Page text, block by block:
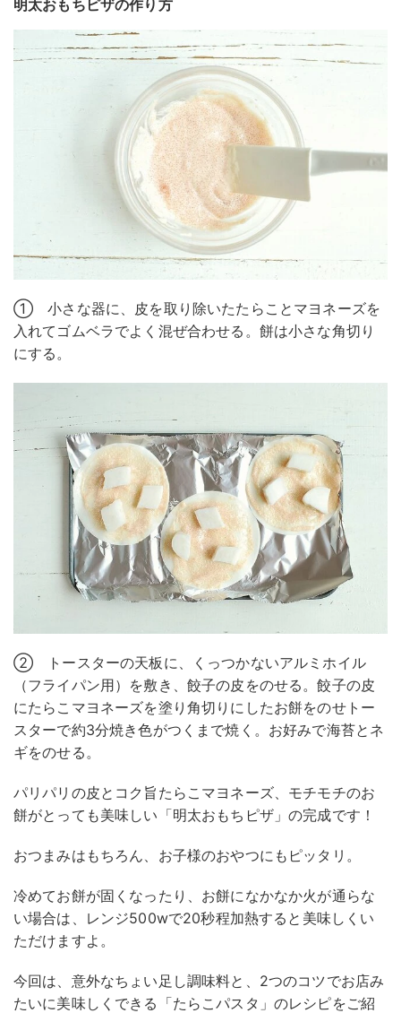
明太おもちピザの作り方
① 小さな器に、皮を取り除いたたらことマヨネーズを
入れてゴムベラでよく混ぜ合わせる。餅は小さな角切り
にする。
② トースターの天板に、くっつかないアルミホイル
（フライパン用）を敷き、餃子の皮をのせる。餃子の皮
にたらこマヨネーズを塗り角切りにしたお餅をのせトー
スターで約3分焼き色がつくまで焼く。お好みで海苔とネ
ギをのせる。
パリパリの皮とコク旨たらこマヨネーズ、モチモチのお
餅がとっても美味しい「明太おもちピザ」の完成です！
おつまみはもちろん、お子様のおやつにもピッタリ。
冷めてお餅が固くなったり、お餅になかなか火が通らな
い場合は、レンジ500wで20秒程加熱すると美味しくい
ただけますよ。
今回は、意外なちょい足し調味料と、2つのコツでお店み
たいに美味しくできる「たらこパスタ」のレシピをご紹